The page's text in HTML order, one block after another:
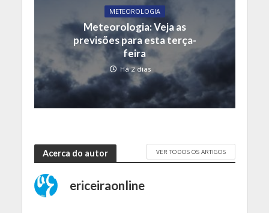
METEOROLOGIA
Meteorologia: Veja as
previsões para esta terça-
feira
Há 2 dias
Acerca do autor VER TODOS OS ARTIGOS
ericeiraonline